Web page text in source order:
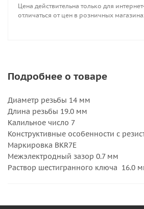
Цена действительна только для
отличаться от цен в розничных
Подробнее о товаре
Диаметр резьбы 14 мм
Длина резьбы 19.0 мм
Калильное число 7
Конструктивные особенности с
Маркировка BKR7E
Межэлектродный зазор 0.7 мм
Раствор шестигранного ключа 16.0